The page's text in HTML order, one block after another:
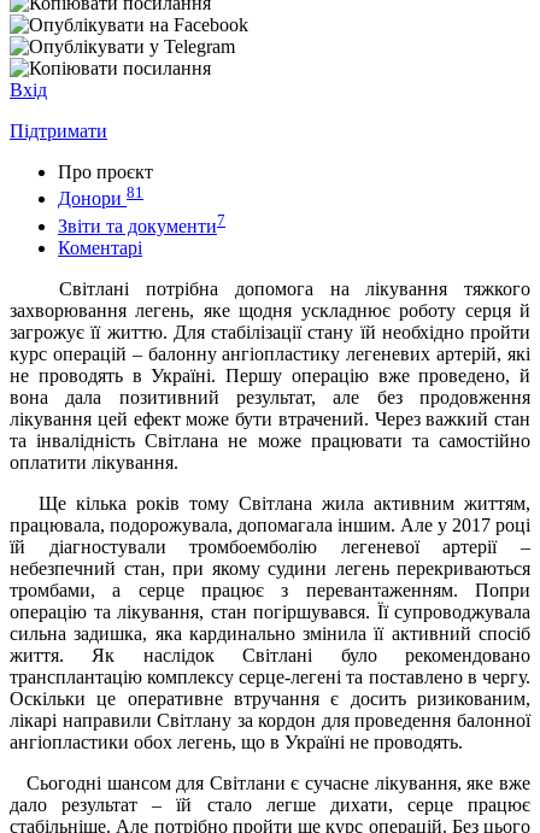
Вхід
Підтримати
Про проєкт
Донори 81
Звіти та документи7
Коментарі
Світлані потрібна допомога на лікування тяжкого
захворювання легень, яке щодня ускладнює роботу серця й
загрожує її життю. Для стабілізації стану їй необхідно пройти
курс операцій – балонну ангіопластику легеневих артерій, які
не проводять в Україні. Першу операцію вже проведено, й
вона дала позитивний результат, але без продовження
лікування цей ефект може бути втрачений. Через важкий стан
та інвалідність Світлана не може працювати та самостійно
оплатити лікування.
Ще кілька років тому Світлана жила активним життям,
працювала, подорожувала, допомагала іншим. Але у 2017 році
їй діагностували тромбоемболію легеневої артерії –
небезпечний стан, при якому судини легень перекриваються
тромбами, а серце працює з перевантаженням. Попри
операцію та лікування, стан погіршувався. Її супроводжувала
сильна задишка, яка кардинально змінила її активний спосіб
життя. Як наслідок Світлані було рекомендовано
трансплантацію комплексу серце-легені та поставлено в чергу.
Оскільки це оперативне втручання є досить ризикованим,
лікарі направили Світлану за кордон для проведення балонної
ангіопластики обох легень, що в Україні не проводять.
Сьогодні шансом для Світлани є сучасне лікування, яке вже
дало результат – їй стало легше дихати, серце працює
стабільніше. Але потрібно пройти ще курс операцій. Без цього